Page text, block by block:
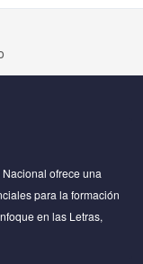
ofrece una
para la formación
en las Letras,